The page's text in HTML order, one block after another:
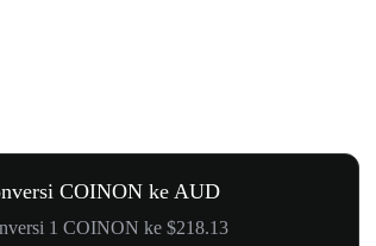
COINON ke AUD
1 COINON ke $218.13